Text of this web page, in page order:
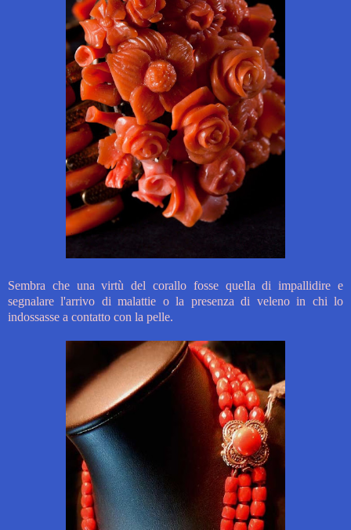
Sembra che una virtù del corallo fosse quella di impallidire e
segnalare l'arrivo di malattie o la presenza di veleno in chi lo
indossasse a contatto con la pelle.